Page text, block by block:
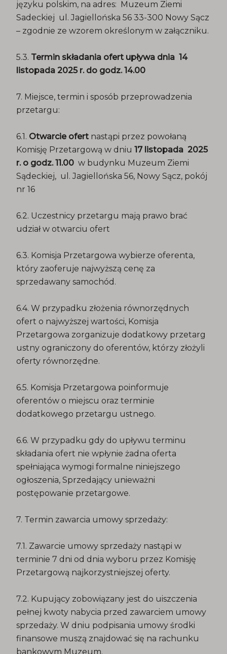
języku polskim, na adres: Muzeum Ziemi
Sadeckiej ul. Jagiellońska 56 33-300 Nowy Sącz
– zgodnie ze wzorem określonym w załączniku.
5.3. Termin składania ofert upływa dnia 14
listopada 2025 r. do godz. 14.00
7. Miejsce, termin i sposób przeprowadzenia
przetargu:
6.1. Otwarcie ofert nastąpi przez powołaną
Komisję Przetargową w dniu 17 listopada 2025
r. o godz. 11.00 w budynku Muzeum Ziemi
Sądeckiej, ul. Jagiellońska 56, Nowy Sącz, pokój
nr 16
6.2. Uczestnicy przetargu mają prawo brać
udział w otwarciu ofert
6.3. Komisja Przetargowa wybierze oferenta,
który zaoferuje najwyższą cenę za
sprzedawany samochód.
6.4. W przypadku złożenia równorzędnych
ofert o najwyższej wartości, Komisja
Przetargowa zorganizuje dodatkowy przetarg
ustny ograniczony do oferentów, którzy złożyli
oferty równorzędne.
6.5. Komisja Przetargowa poinformuje
oferentów o miejscu oraz terminie
dodatkowego przetargu ustnego.
6.6. W przypadku gdy do upływu terminu
składania ofert nie wpłynie żadna oferta
spełniająca wymogi formalne niniejszego
ogłoszenia, Sprzedający unieważni
postępowanie przetargowe.
7. Termin zawarcia umowy sprzedaży:
7.1. Zawarcie umowy sprzedaży nastąpi w
terminie 7 dni od dnia wyboru przez Komisję
Przetargową najkorzystniejszej oferty.
7.2. Kupujący zobowiązany jest do uiszczenia
pełnej kwoty nabycia przed zawarciem umowy
sprzedaży. W dniu podpisania umowy środki
finansowe muszą znajdować się na rachunku
bankowym Muzeum.